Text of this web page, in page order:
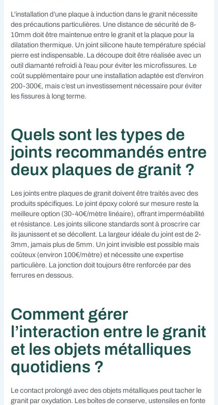
L’installation d’une plaque à induction dans le granit nécessite
des précautions particulières. Une distance de sécurité de 8-
10mm doit être maintenue entre le granit et la plaque pour la
dilatation thermique. Un joint silicone haute température spécial
pierre est indispensable. La découpe doit être réalisée avec un
outil diamanté refroidi à l’eau pour éviter les microfissures. Le
coût supplémentaire pour une installation adaptée est d’environ
200-300€, mais c’est un investissement nécessaire pour éviter
les fissures à long terme.
Quels sont les types de
joints recommandés entre
deux plaques de granit ?
Les joints entre plaques de granit doivent être traités avec des
produits spécifiques. Le joint époxy coloré sur mesure reste la
meilleure option (30-40€/mètre linéaire), offrant imperméabilité
et résistance. Les joints silicone standards sont à proscrire car
ils jaunissent et se décollent. La largeur idéale du joint est de 2-
3mm, jamais plus de 5mm. Un joint invisible est possible mais
coûteux (environ 100€/mètre) et nécessite une expertise
particulière. La jonction doit toujours être renforcée par des
ferrures en dessous.
Comment gérer
l’interaction entre le granit
et les objets métalliques
quotidiens ?
Le contact prolongé avec des objets métalliques peut tacher le
granit par oxydation. Les boîtes de conserve, ustensiles en fonte